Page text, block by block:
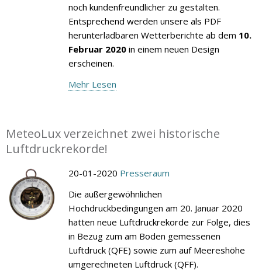
noch kundenfreundlicher zu gestalten.
Entsprechend werden unsere als PDF
herunterladbaren Wetterberichte ab dem 10.
Februar 2020in einem neuen Design
erscheinen.
Mehr Lesen
MeteoLux verzeichnet zwei historische
Luftdruckrekorde!
20-01-2020 Presseraum
Die außergewöhnlichen
Hochdruckbedingungen am 20. Januar 2020
hatten neue Luftdruckrekorde zur Folge, dies
in Bezug zum am Boden gemessenen
Luftdruck (QFE) sowie zum auf Meereshöhe
umgerechneten Luftdruck (QFF).